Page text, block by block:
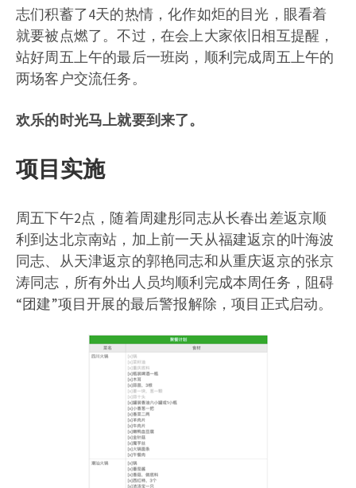
志们积蓄了4天的热情，化作如炬的目光，眼看着
就要被点燃了。不过，在会上大家依旧相互提醒，
站好周五上午的最后一班岗，顺利完成周五上午的
两场客户交流任务。
欢乐的时光马上就要到来了。
项目实施
周五下午2点，随着周建彤同志从长春出差返京顺
利到达北京南站，加上前一天从福建返京的叶海波
同志、从天津返京的郭艳同志和从重庆返京的张京
涛同志，所有外出人员均顺利完成本周任务，阻碍
“团建”项目开展的最后警报解除，项目正式启动。